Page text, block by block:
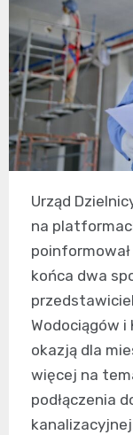
Urząd
na
poinformował
końca dwa
Wodociągów i
okazją dla
więcej na
podłączenia